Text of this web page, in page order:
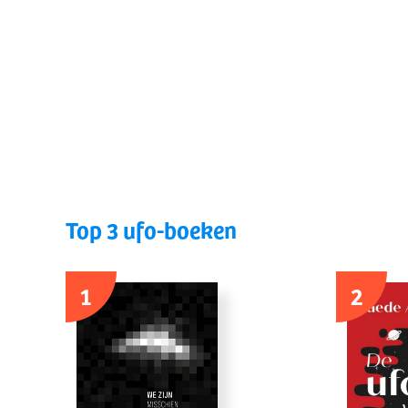
Top 3 ufo-boeken
1
2